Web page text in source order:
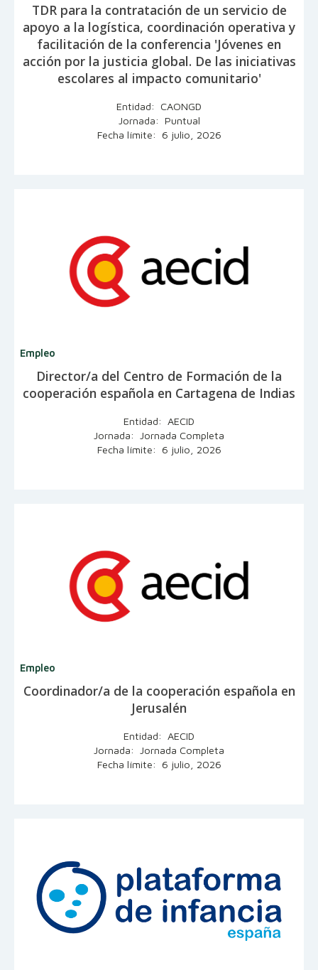
TDR para la contratación de un servicio de
apoyo a la logística, coordinación operativa y
facilitación de la conferencia 'Jóvenes en
acción por la justicia global. De las iniciativas
escolares al impacto comunitario'
Entidad: CAONGD
Jornada: Puntual
Fecha límite: 6 julio, 2026
Empleo
Director/a del Centro de Formación de la
cooperación española en Cartagena de Indias
Entidad: AECID
Jornada: Jornada Completa
Fecha límite: 6 julio, 2026
Empleo
Coordinador/a de la cooperación española en
Jerusalén
Entidad: AECID
Jornada: Jornada Completa
Fecha límite: 6 julio, 2026